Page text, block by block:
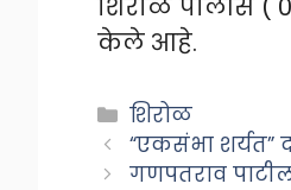
केले आहे.
Categories
शिरोळ
“एकसंभा शर्यत”
गणपतराव पाटील